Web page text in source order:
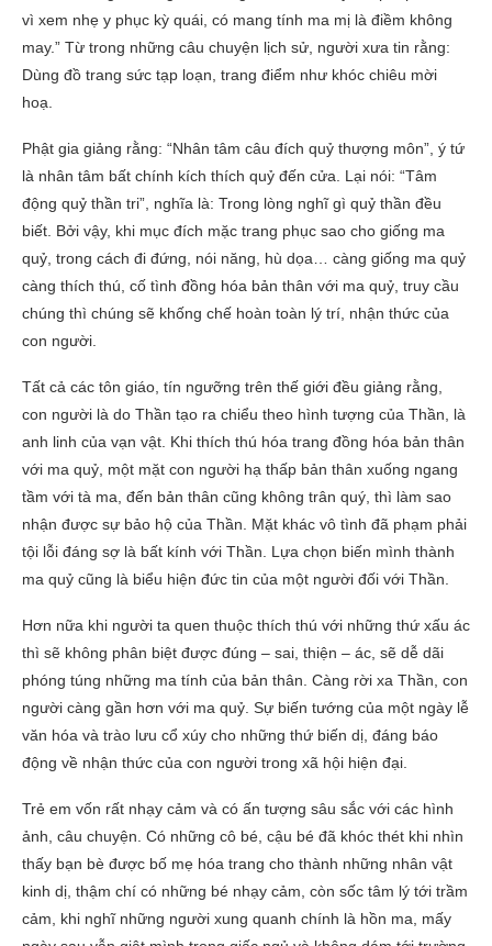
vì xem nhẹ y phục kỳ quái, có mang tính ma mị là điềm không
may.” Từ trong những câu chuyện lịch sử, người xưa tin rằng:
Dùng đồ trang sức tạp loạn, trang điểm như khóc chiêu mời
hoạ.
Phật gia giảng rằng: “Nhân tâm câu đích quỷ thượng môn”, ý tứ
là nhân tâm bất chính kích thích quỷ đến cửa. Lại nói: “Tâm
động quỷ thần tri”, nghĩa là: Trong lòng nghĩ gì quỷ thần đều
biết. Bởi vậy, khi mục đích mặc trang phục sao cho giống ma
quỷ, trong cách đi đứng, nói năng, hù dọa… càng giống ma quỷ
càng thích thú, cố tình đồng hóa bản thân với ma quỷ, truy cầu
chúng thì chúng sẽ khống chế hoàn toàn lý trí, nhận thức của
con người.
Tất cả các tôn giáo, tín ngưỡng trên thế giới đều giảng rằng,
con người là do Thần tạo ra chiểu theo hình tượng của Thần, là
anh linh của vạn vật. Khi thích thú hóa trang đồng hóa bản thân
với ma quỷ, một mặt con người hạ thấp bản thân xuống ngang
tầm với tà ma, đến bản thân cũng không trân quý, thì làm sao
nhận được sự bảo hộ của Thần. Mặt khác vô tình đã phạm phải
tội lỗi đáng sợ là bất kính với Thần. Lựa chọn biến mình thành
ma quỷ cũng là biểu hiện đức tin của một người đối với Thần.
Hơn nữa khi người ta quen thuộc thích thú với những thứ xấu ác
thì sẽ không phân biệt được đúng – sai, thiện – ác, sẽ dễ dãi
phóng túng những ma tính của bản thân. Càng rời xa Thần, con
người càng gần hơn với ma quỷ. Sự biến tướng của một ngày lễ
văn hóa và trào lưu cổ xúy cho những thứ biến dị, đáng báo
động về nhận thức của con người trong xã hội hiện đại.
Trẻ em vốn rất nhạy cảm và có ấn tượng sâu sắc với các hình
ảnh, câu chuyện. Có những cô bé, cậu bé đã khóc thét khi nhìn
thấy bạn bè được bố mẹ hóa trang cho thành những nhân vật
kinh dị, thậm chí có những bé nhạy cảm, còn sốc tâm lý tới trầm
cảm, khi nghĩ những người xung quanh chính là hồn ma, mấy